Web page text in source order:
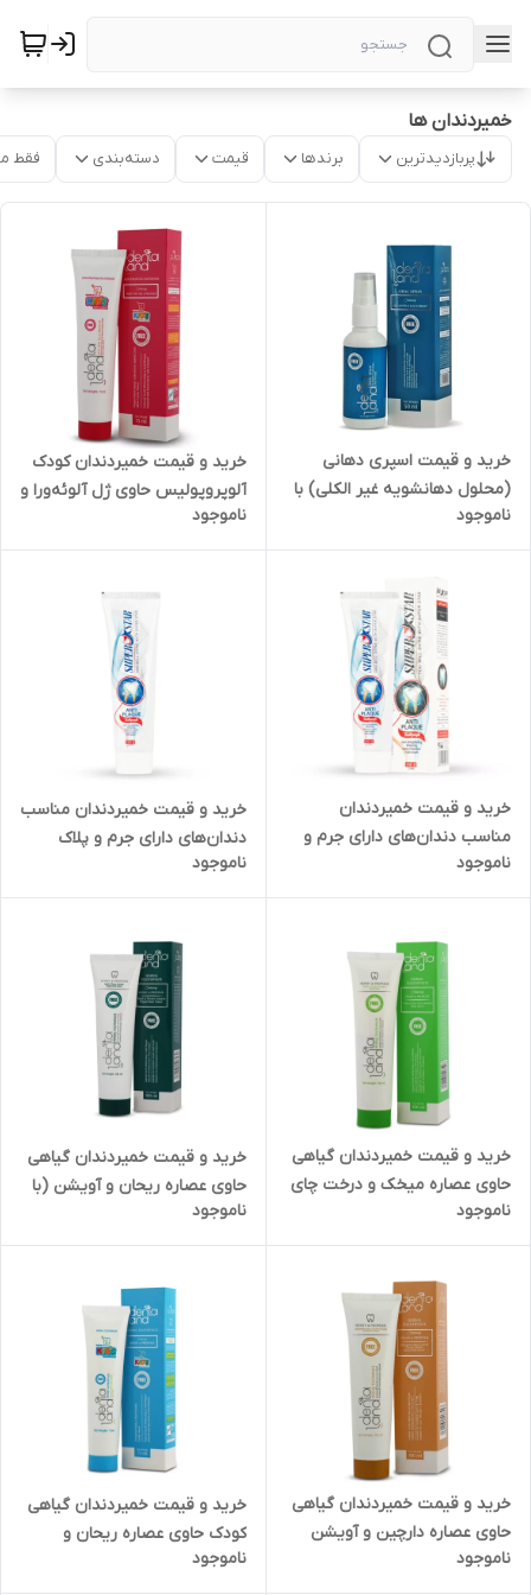
خمیردندان ها
پربازدیدترین برندها قیمت دسته‌بندی فقط
خرید و قیمت اسپری دهانی
(محلول دهانشویه غیر الکلی) با
اثر ضد پلاک دندان دنتالند در
تهران
ناموجود
خرید و قیمت خمیردندان کودک
آلوپروپولیس حاوی ژل آلوئه‌ورا و
میلی لیتر در کرج
ناموجود
خرید و قیمت خمیردندان
مناسب دندان‌های دارای جرم و
پلاک سوپراستار 130 گرم در تهران
ناموجود
خرید و قیمت خمیردندان مناسب
دندان‌های دارای جرم و پلاک
سوپراستار 130 گرم در ولیعصر
ناموجود
خرید و قیمت خمیردندان گیاهی
حاوی عصاره میخک و درخت چای
لیتر درتهران
ناموجود
خرید و قیمت خمیردندان گیاهی
حاوی عصاره ریحان و آویشن (با
در تهران
ناموجود
خرید و قیمت خمیردندان گیاهی
حاوی عصاره دارچین و آویشن
لیتر درتهران
ناموجود
خرید و قیمت خمیردندان گیاهی
کودک حاوی عصاره ریحان و
ناموجود